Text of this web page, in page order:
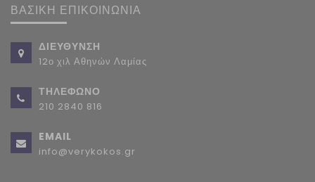
ΒΑΣΙΚΗ ΕΠΙΚΟΙΝΩΝΙΑ
ΔΙΕΥΘΥΝΣΗ
12ο χιλ Αθηνών Λαμίας
ΤΗΛΕΦΩΝΟ
210 2840 816
EMAIL
info@verykokos.gr